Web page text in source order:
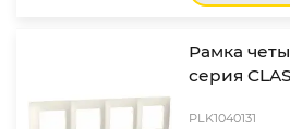
Рамка
серия
PLK1040131